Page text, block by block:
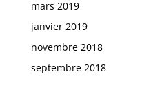
mars 2019
janvier 2019
novembre 2018
septembre 2018